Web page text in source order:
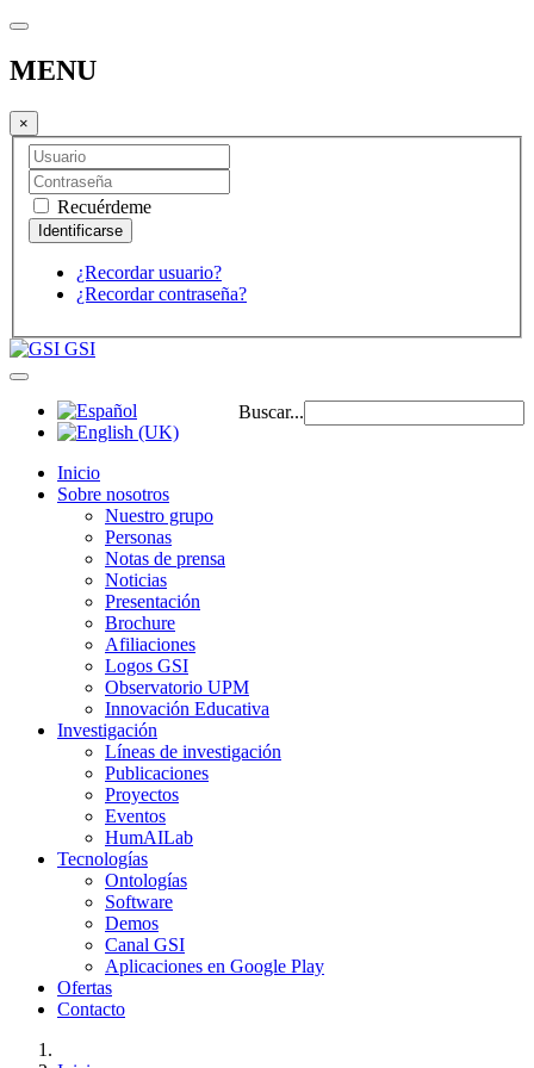
MENU
×
Recuérdeme
¿Recordar usuario?
¿Recordar contraseña?
GSI
Buscar...
Inicio
Sobre nosotros
Nuestro grupo
Personas
Notas de prensa
Noticias
Presentación
Brochure
Afiliaciones
Logos GSI
Observatorio UPM
Innovación Educativa
Investigación
Líneas de investigación
Publicaciones
Proyectos
Eventos
HumAILab
Tecnologías
Ontologías
Software
Demos
Canal GSI
Aplicaciones en Google Play
Ofertas
Contacto